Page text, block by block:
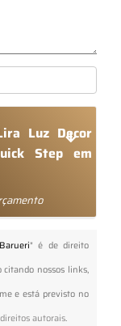
Luz Decor
Step em
" é de direito
citando nossos links,
e está previsto no
autorais.